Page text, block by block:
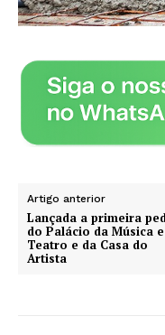
Artigo anterior
Lançada a primeira
do Palácio da Música
Teatro e da Casa do
Artista